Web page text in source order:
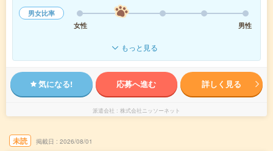
男女比率
女性
男性
もっと見る
気になる! 応募へ進む 詳しく見る
派遣会社 株式会社ニッソーネット
未読 掲載日 2026/08/01